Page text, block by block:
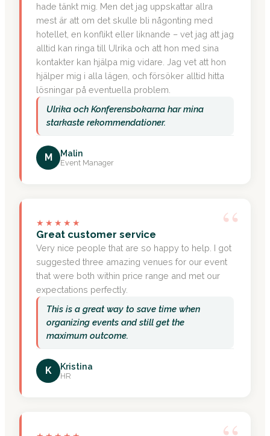
hade tänkt mig. Men det jag uppskattar allra
mest är att om det skulle bli någonting med
hotellet, en konflikt eller liknande – vet jag att jag
alltid kan ringa till Ulrika och att hon med sina
kontakter kan hjälpa mig vidare. Jag vet att hon
hjälper mig i alla lägen, och försöker alltid hitta
lösningar på eventuella problem.
Ulrika och Konferensbokarna har mina
starkaste rekommendationer.
M Malin
Event Manager
“
★★★★★
Great customer service
Very nice people that are so happy to help. I got
suggested three amazing venues for our event
that were both within price range and met our
expectations perfectly.
This is a great way to save time when
organizing events and still get the
maximum outcome.
K Kristina
HR